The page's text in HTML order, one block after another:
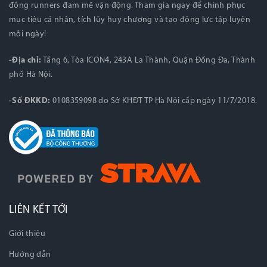
đồng runners đam mê vận động. Tham gia ngay để chinh phục
mục tiêu cá nhân, tích lũy huy chương và tạo động lực tập luyện
mỗi ngày!
-Địa chỉ:
Tầng 6, Tòa ICON4, 243A La Thành, Quận Đống Đa, Thành
phố Hà Nội.
-Số ĐKKD: 0108359098 do Sở KHĐT TP Hà Nội cấp ngày 11/7/2018.
LIÊN KẾT TỚI
Giới thiệu
Hướng dẫn